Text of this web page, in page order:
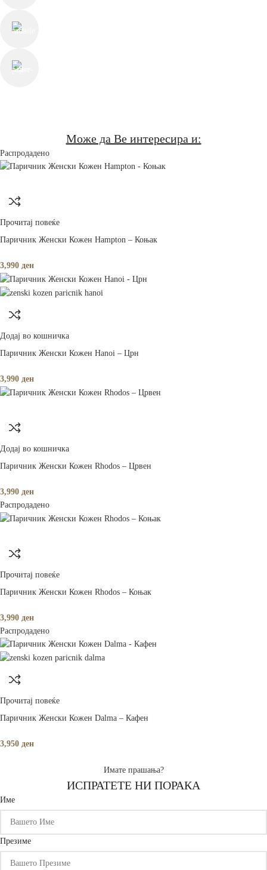
Може да Ве интересира и:
Распродадено
Прочитај повеќе
Паричник Женски Кожен Hampton – Коњак
3,990 ден
Додај во кошничка
Паричник Женски Кожен Hanoi – Црн
3,990 ден
Додај во кошничка
Паричник Женски Кожен Rhodos – Црвен
3,990 ден
Распродадено
Прочитај повеќе
Паричник Женски Кожен Rhodos – Коњак
3,990 ден
Распродадено
Прочитај повеќе
Паричник Женски Кожен Dalma – Кафен
3,950 ден
Имате прашања?
ИСПРАТЕТЕ НИ ПОРАКА
Име
Презиме